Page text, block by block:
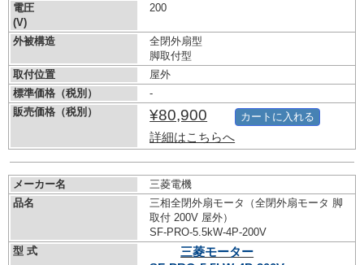
電圧
(V)
200
外被構造
全閉外扇型
脚取付型
取付位置
屋外
標準価格（税別）
-
販売価格（税別）
¥80,900
詳細はこちらへ
カートに入れる
メーカー名
三菱電機
品名
三相全閉外扇モータ（全閉外扇モータ 脚
取付 200V 屋外）
SF-PRO-5.5kW-4P-200V
型 式
三菱モーター